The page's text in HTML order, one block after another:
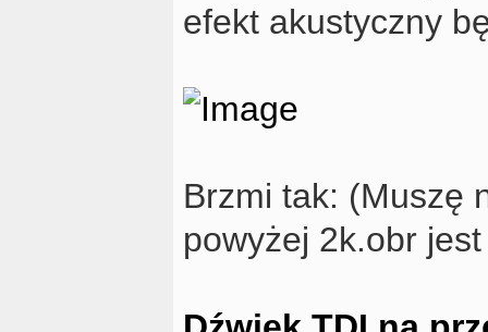
efekt akustyczny
Brzmi tak: (Muszę
powyżej 2k.obr